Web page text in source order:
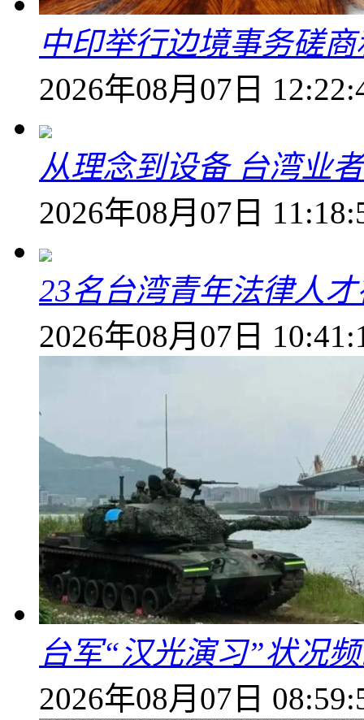
中印举行边境事务磋
2026年08月07日
从理念到设备 台湾业
2026年08月07日
23名台湾青年法律人
2026年08月07日
台军“汉光演习”状况
2026年08月07日